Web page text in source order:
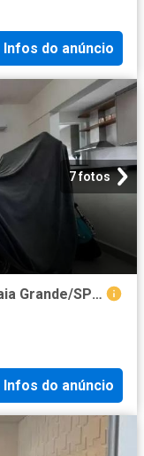
Infos do anúncio
7 fotos
Apartamento para Locação em Praia Grande/SP Canto do Forte 2 Quartos
Infos do anúncio